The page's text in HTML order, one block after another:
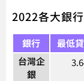
2022各大銀
銀行 最低
台灣企
銀